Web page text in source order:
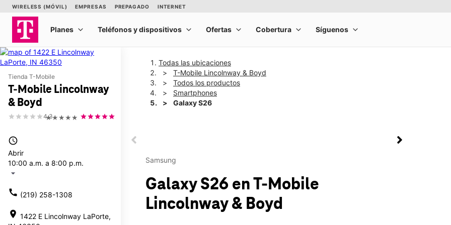
Tienda T-Mobile
T-Mobile Lincolnway
& Boyd
★★★★★
4.3
access_time
Abrir
10:00 a.m. a 8:00 p.m.
arrow_drop_down
call (219) 258-1308
location_on 1422 E Lincolnway LaPorte,
Todas las ubicaciones
T-Mobile Lincolnway & Boyd
Todos los productos
Smartphones
Galaxy S26
This carousel shows one large product image at a time. Use the Previous and Next buttons
Samsung
Galaxy S26 en T-Mobile
Lincolnway & Boyd